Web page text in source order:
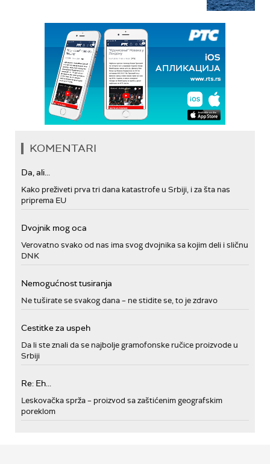
KOMENTARI
Da, ali...
Kako preživeti prva tri dana katastrofe u Srbiji, i za šta nas
priprema EU
Dvojnik mog oca
Verovatno svako od nas ima svog dvojnika sa kojim deli i sličnu
DNK
Nemogućnost tusiranja
Ne tuširate se svakog dana – ne stidite se, to je zdravo
Cestitke za uspeh
Da li ste znali da se najbolje gramofonske ručice proizvode u
Srbiji
Re: Eh...
Leskovačka sprža – proizvod sa zaštićenim geografskim
poreklom